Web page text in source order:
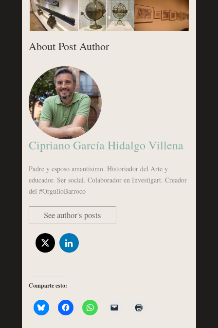
About Post Author
Cipriano García Hidalgo Villena
Padre y esposo amantísimo. Historiador del Arte y
educador. Ser social. Colaborador en Investigart. Creador
del #OrgulloBarroco
See author's posts
Comparte esto: